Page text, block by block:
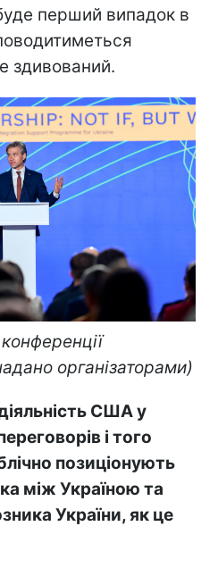
перший випадок в
здивований.
організаторами)
США у
і того
позиціонують
між Україною та
України, як це